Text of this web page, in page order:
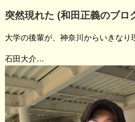
突然現れた (和田正義のブロ
大学の後輩が、神奈川からいきなり
石田大介…